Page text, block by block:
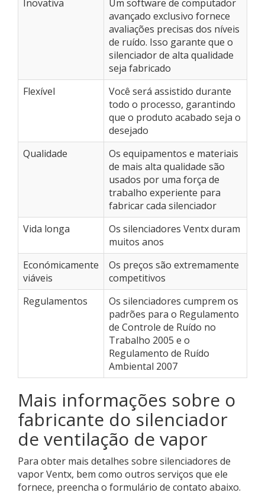
Inovativa
Um software de computador
avançado exclusivo fornece
avaliações precisas dos níveis
de ruído. Isso garante que o
silenciador de alta qualidade
seja fabricado
Flexível
Você será assistido durante
todo o processo, garantindo
que o produto acabado seja o
desejado
Qualidade
Os equipamentos e materiais
de mais alta qualidade são
usados ​​por uma força de
trabalho experiente para
fabricar cada silenciador
Vida longa
Os silenciadores Ventx duram
muitos anos
Económicamente
viáveis
Os preços são extremamente
competitivos
Regulamentos
Os silenciadores cumprem os
padrões para o Regulamento
de Controle de Ruído no
Trabalho 2005 e o
Regulamento de Ruído
Ambiental 2007
Mais informações sobre o
fabricante do silenciador
de ventilação de vapor
Para obter mais detalhes sobre silenciadores de
vapor Ventx, bem como outros serviços que ele
fornece, preencha o formulário de contato abaixo.